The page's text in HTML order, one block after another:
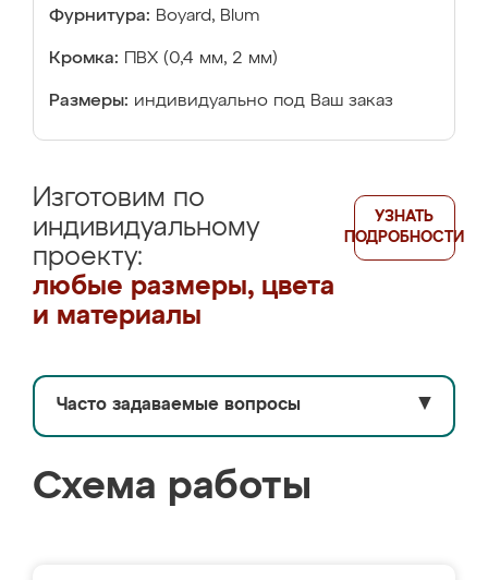
Фурнитура: Boyard, Blum
Кромка: ПВХ (0,4 мм, 2 мм)
Размеры: индивидуально под Ваш заказ
Изготовим по
индивидуальному
проекту:
любые размеры, цвета
и материалы
УЗНАТЬ
ПОДРОБНОСТИ
Часто задаваемые вопросы ▼
Схема работы